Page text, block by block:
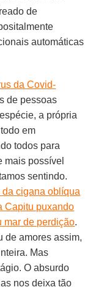
de
automáticas
da Covid-
de pessoas
a própria
em
todos para
mais possível
sentindo.
cigana oblíqua
Capitu puxando
mar de perdição.
de amores assim,
Mas
O absurdo
nos deixa tão